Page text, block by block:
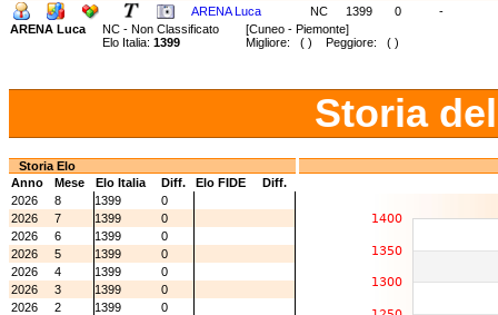
ARENA Luca
NC 1399 0
-
ARENA Luca
NC - Non Classificato [Cuneo - Piemonte]
Elo Italia: 1399 Migliore: ( ) Peggiore: ( )
Storia
Storia Elo
Anno
Mese Elo Italia Diff. Elo FIDE
Diff.
2026
8 1399
0
2026
7 1399
0
2026
6 1399
0
2026
5 1399
0
2026
4 1399
0
2026
3 1399
0
2026
2 1399
0